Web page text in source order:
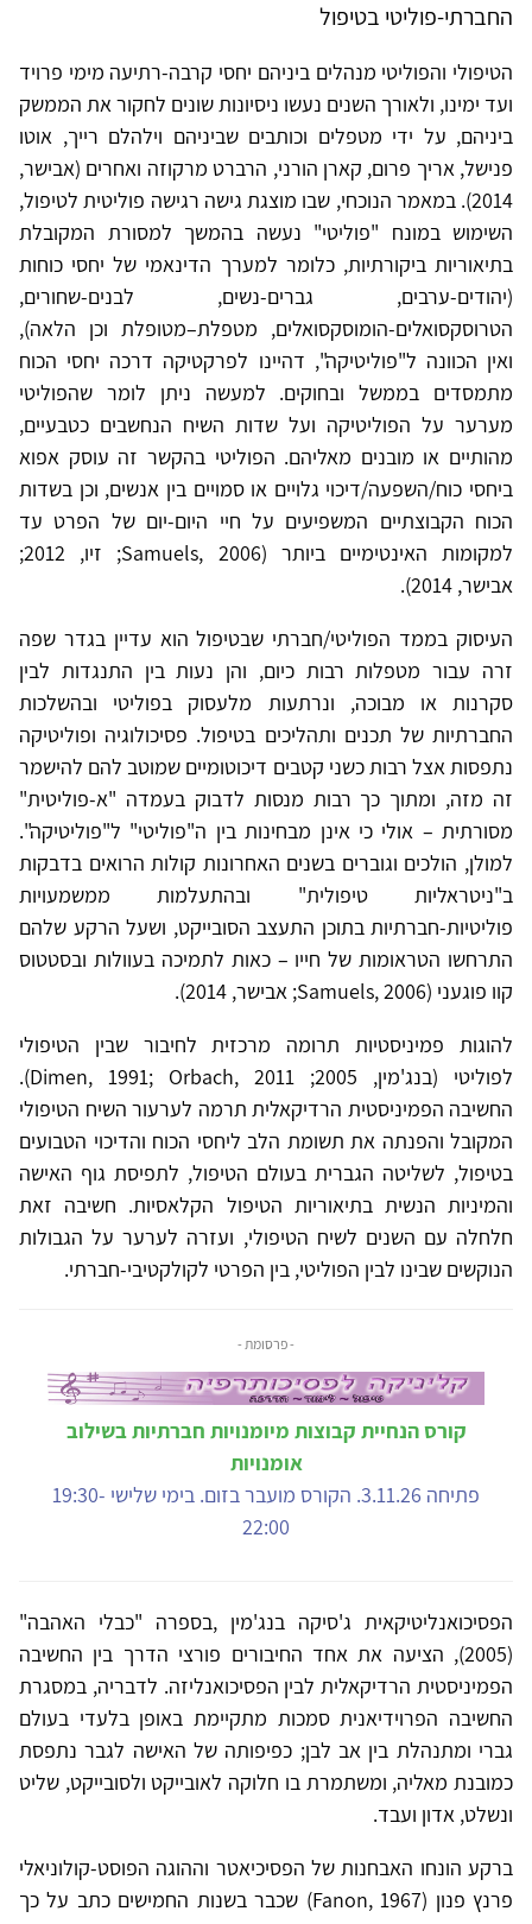
החברתי-פוליטי בטיפול
הטיפולי והפוליטי מנהלים ביניהם יחסי קרבה-רתיעה מימי פרויד
ועד ימינו, ולאורך השנים נעשו ניסיונות שונים לחקור את הממשק
ביניהם, על ידי מטפלים וכותבים שביניהם וילהלם רייך, אוטו
פנישל, אריך פרום, קארן הורני, הרברט מרקוזה ואחרים (אבישר,
2014). במאמר הנוכחי, שבו מוצגת גישה רגישה פוליטית לטיפול,
השימוש במונח "פוליטי" נעשה בהמשך למסורת המקובלת
בתיאוריות ביקורתיות, כלומר למערך הדינאמי של יחסי כוחות
(יהודים-ערבים, גברים-נשים, לבנים-שחורים,
הטרוסקסואלים-הומוסקסואלים, מטפלת–מטופלת וכן הלאה),
ואין הכוונה ל"פוליטיקה", דהיינו לפרקטיקה דרכה יחסי הכוח
מתמסדים בממשל ובחוקים. למעשה ניתן לומר שהפוליטי
מערער על הפוליטיקה ועל שדות השיח הנחשבים כטבעיים,
מהותיים או מובנים מאליהם. הפוליטי בהקשר זה עוסק אפוא
ביחסי כוח/השפעה/דיכוי גלויים או סמויים בין אנשים, וכן בשדות
הכוח הקבוצתיים המשפיעים על חיי היום-יום של הפרט עד
למקומות האינטימיים ביותר (Samuels, 2006; זיו, 2012;
אבישר, 2014).
העיסוק בממד הפוליטי/חברתי שבטיפול הוא עדיין בגדר שפה
זרה עבור מטפלות רבות כיום, והן נעות בין התנגדות לבין
סקרנות או מבוכה, ונרתעות מלעסוק בפוליטי ובהשלכות
החברתיות של תכנים ותהליכים בטיפול. פסיכולוגיה ופוליטיקה
נתפסות אצל רבות כשני קטבים דיכוטומיים שמוטב להם להישמר
זה מזה, ומתוך כך רבות מנסות לדבוק בעמדה "א-פוליטית"
מסורתית – אולי כי אינן מבחינות בין ה"פוליטי" ל"פוליטיקה".
למולן, הולכים וגוברים בשנים האחרונות קולות הרואים בדבקות
ב"ניטראליות טיפולית" ובהתעלמות ממשמעויות
פוליטיות-חברתיות בתוכן התעצב הסובייקט, ושעל הרקע שלהם
התרחשו הטראומות של חייו – כאות לתמיכה בעוולות ובסטטוס
קוו פוגעני (Samuels, 2006; אבישר, 2014).
להוגות פמיניסטיות תרומה מרכזית לחיבור שבין הטיפולי
לפוליטי (בנג'מין, 2005; Dimen, 1991; Orbach, 2011).
החשיבה הפמיניסטית הרדיקאלית תרמה לערעור השיח הטיפולי
המקובל והפנתה את תשומת הלב ליחסי הכוח והדיכוי הטבועים
בטיפול, לשליטה הגברית בעולם הטיפול, לתפיסת גוף האישה
והמיניות הנשית בתיאוריות הטיפול הקלאסיות. חשיבה זאת
חלחלה עם השנים לשיח הטיפולי, ועזרה לערער על הגבולות
הנוקשים שבינו לבין הפוליטי, בין הפרטי לקולקטיבי-חברתי.
- פרסומת -
קורס הנחיית קבוצות מיומנויות חברתיות בשילוב
אומנויות
פתיחה 3.11.26. הקורס מועבר בזום. בימי שלישי 19:30-
22:00
הפסיכואנליטיקאית ג'סיקה בנג'מין ,בספרה "כבלי האהבה"
(2005), הציעה את אחד החיבורים פורצי הדרך בין החשיבה
הפמיניסטית הרדיקאלית לבין הפסיכואנליזה. לדבריה, במסגרת
החשיבה הפרוידיאנית סמכות מתקיימת באופן בלעדי בעולם
גברי ומתנהלת בין אב לבן; כפיפותה של האישה לגבר נתפסת
כמובנת מאליה, ומשתמרת בו חלוקה לאובייקט ולסובייקט, שליט
ונשלט, אדון ועבד.
ברקע הונחו האבחנות של הפסיכיאטר וההוגה הפוסט-קולוניאלי
פרנץ פנון (Fanon, 1967) שכבר בשנות החמישים כתב על כך